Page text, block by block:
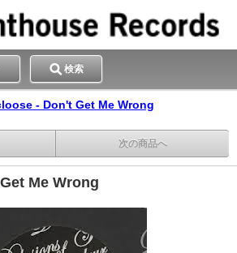
検索
- Don't Get Me Wrong
次の商品へ
Me Wrong